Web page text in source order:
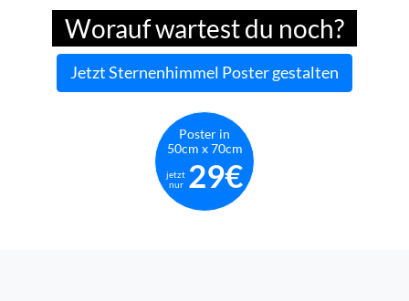
Worauf wartest du noch?
Jetzt Sternenhimmel Poster gestalten
Poster in
50cm x 70cm
jetzt
nur 29€